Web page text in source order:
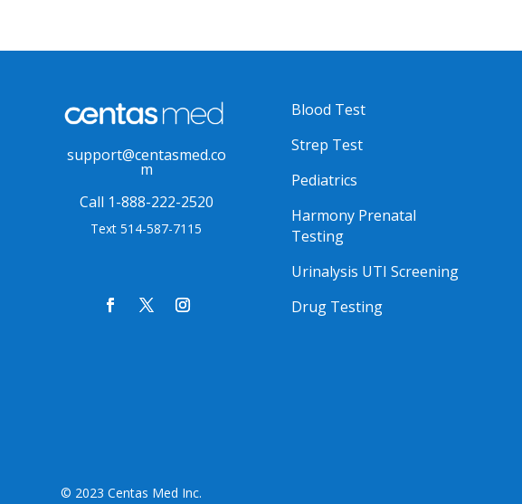
support@centasmed.co
m
Call 1-888-222-2520
Text 514-587-7115
Blood Test
Strep Test
Pediatrics
Harmony Prenatal
Testing
Urinalysis UTI Screening
Drug Testing
© 2023 Centas Med Inc.